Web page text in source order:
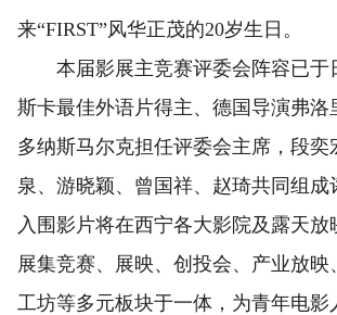
来“FIRST”风华正茂的20岁生日。
本届影展主竞赛评委会阵容已于
斯卡最佳外语片得主、德国导演弗洛
多纳斯马尔克担任评委会主席，段奕
泉、游晓颖、曾国祥、赵琦共同组成
入围影片将在西宁各大影院及露天放
展集竞赛、展映、创投会、产业放映
工坊等多元板块于一体，为青年电影